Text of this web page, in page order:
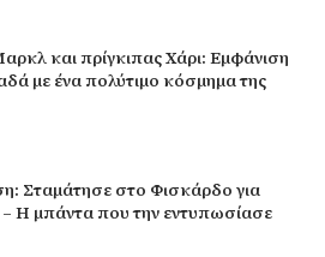
και πρίγκιπας Χάρι: Εμφάνιση
με ένα πολύτιμο κόσμημα της
Σταμάτησε στο Φισκάρδο για
Η μπάντα που την εντυπωσίασε